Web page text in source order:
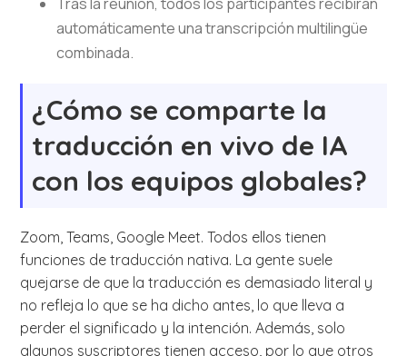
Tras la reunión, todos los participantes recibirán
automáticamente una transcripción multilingüe
combinada.
¿Cómo se comparte la
traducción en vivo de IA
con los equipos globales?
Zoom, Teams, Google Meet. Todos ellos tienen
funciones de traducción nativa. La gente suele
quejarse de que la traducción es demasiado literal y
no refleja lo que se ha dicho antes, lo que lleva a
perder el significado y la intención. Además, solo
algunos suscriptores tienen acceso, por lo que otros